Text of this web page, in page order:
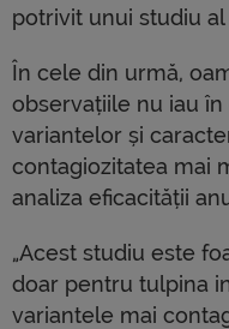
potrivit unui studiu
În cele din urmă,
observațiile nu iau
variantelor și
contagiozitatea mai
analiza eficacității
„Acest studiu este
doar pentru tulpina
variantele mai